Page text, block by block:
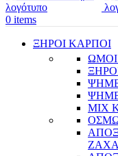
0 items
ΞΗΡΟΙ ΚΑΡΠΟΙ
ΩΜΟΙ
MIX